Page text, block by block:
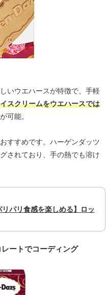
いウエハースが特徴で、手軽
スクリームをウエハースでは
可能。
すすめです。ハーゲンダッツ
されており、手の熱でも溶け
パリ食感を楽しめる】ロッ
ートでコーディング